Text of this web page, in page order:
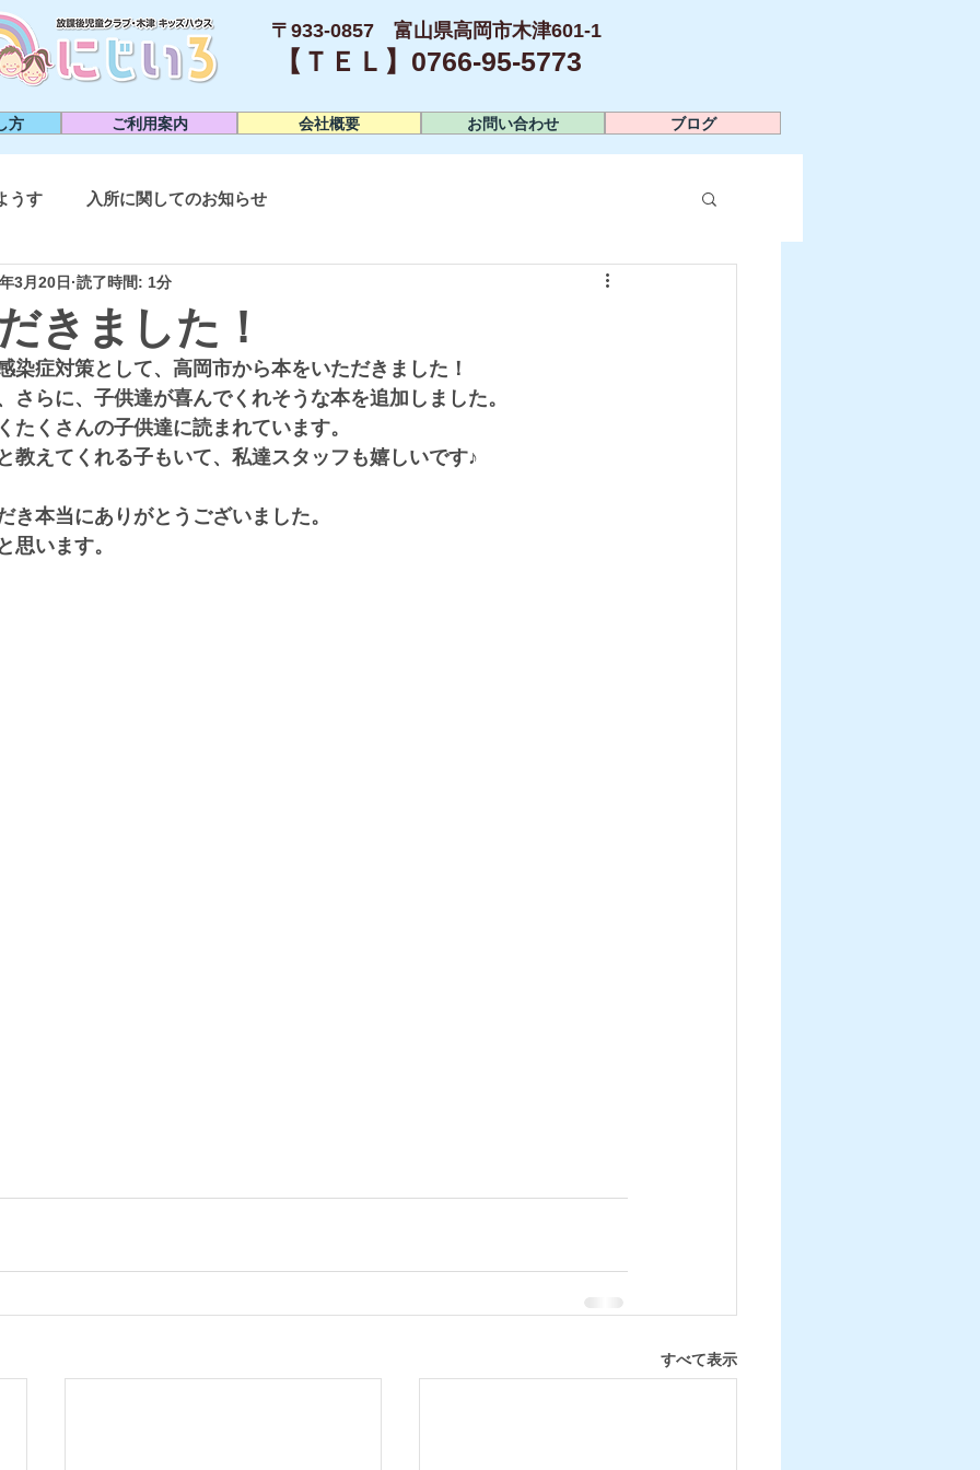
〒933-0857 富山県高岡市木津601-1
【ＴＥＬ】0766-95-5773​
方 ご利用案内 会社概要 お問い合わせ ブログ
うす 入所に関してのお知らせ
きました！
3月20日 読了時間: 1分
染症対策として、高岡市から本をいただきました！
さらに、子供達が喜んでくれそうな本を追加しました。
たくさんの子供達に読まれています。
教えてくれる子もいて、私達スタッフも嬉しいです♪
き本当にありがとうございました。
思います。
すべて表示